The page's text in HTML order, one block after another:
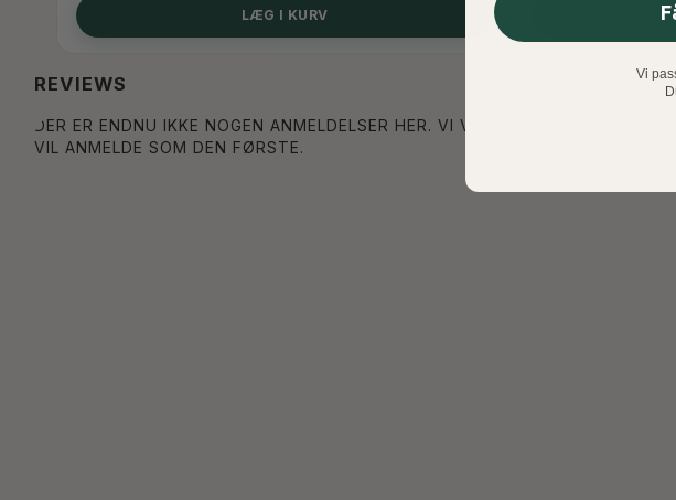
LÆG I KURV
REVIEWS
DER ER ENDNU IKKE NOGEN ANMELDELSER HER. VI VIL VÆRE GLADE FOR
VIL ANMELDE SOM DEN FØRSTE.
Vi